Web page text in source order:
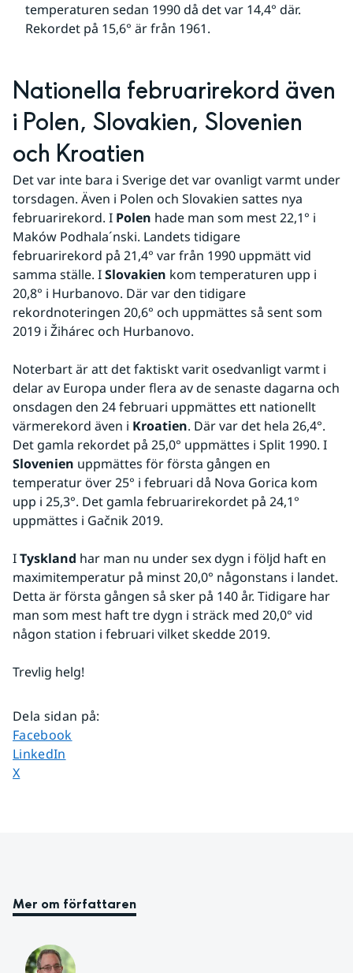
temperaturen sedan 1990 då det var 14,4° där.
Rekordet på 15,6° är från 1961.
Nationella februarirekord även
i Polen, Slovakien, Slovenien
och Kroatien
Det var inte bara i Sverige det var ovanligt varmt under
torsdagen. Även i Polen och Slovakien sattes nya
februarirekord. I Polen hade man som mest 22,1° i
Maków Podhala´nski. Landets tidigare
februarirekord på 21,4° var från 1990 uppmätt vid
samma ställe. I Slovakien kom temperaturen upp i
20,8° i Hurbanovo. Där var den tidigare
rekordnoteringen 20,6° och uppmättes så sent som
2019 i Žihárec och Hurbanovo.
Noterbart är att det faktiskt varit osedvanligt varmt i
delar av Europa under flera av de senaste dagarna och
onsdagen den 24 februari uppmättes ett nationellt
värmerekord även i Kroatien. Där var det hela 26,4°.
Slovenien uppmättes för första gången en
temperatur över 25° i februari då Nova Gorica kom
upp i 25,3°. Det gamla februarirekordet på 24,1°
uppmättes i Gačnik 2019.
I Tyskland har man nu under sex dygn i följd haft en
maximitemperatur på minst 20,0° någonstans i landet.
Detta är första gången så sker på 140 år. Tidigare har
man som mest haft tre dygn i sträck med 20,0° vid
någon station i februari vilket skedde 2019.
Trevlig helg!
Dela sidan på:
Dela sidan på
Facebook
Dela sidan på
LinkedIn
Dela sidan på
X
Mer om författaren